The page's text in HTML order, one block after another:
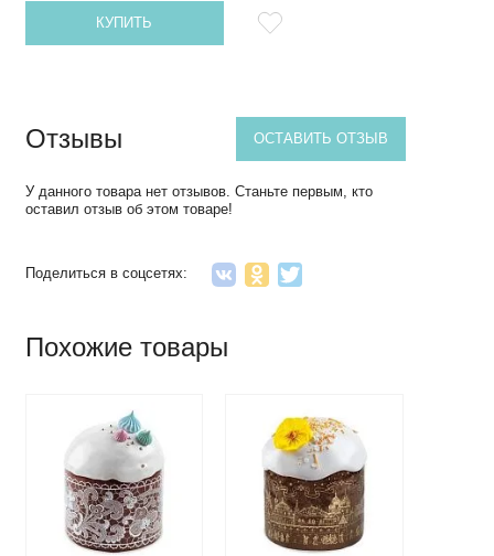
КУПИТЬ
Отзывы ОСТАВИТЬ ОТЗЫВ
У данного товара нет отзывов. Станьте первым, кто
оставил отзыв об этом товаре!
Поделиться в соцсетях:
Похожие товары